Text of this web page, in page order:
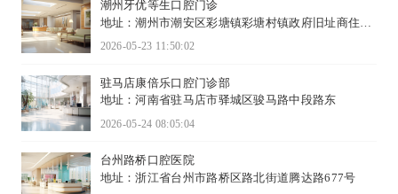
潮州牙优等生口腔门诊
地址：潮州市潮安区彩塘镇彩塘村镇政府旧址商住楼
2026-05-23 11:50:02
驻马店康倍乐口腔门诊部
地址：河南省驻马店市驿城区骏马路中段路东
2026-05-24 08:05:04
台州路桥口腔医院
地址：浙江省台州市路桥区路北街道腾达路677号